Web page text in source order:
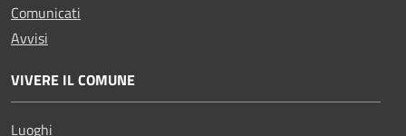
Comunicati
Avvisi
VIVERE IL COMUNE
Luoghi